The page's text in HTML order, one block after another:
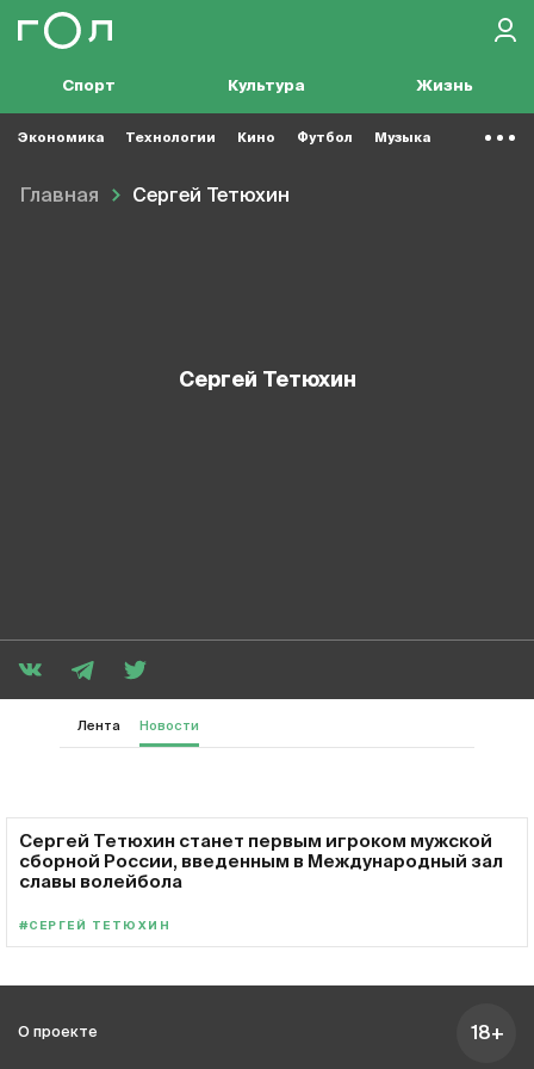
Спорт Культура Жизнь
Экономика Технологии Кино Футбол Музыка
Главная Сергей Тетюхин
Сергей Тетюхин
Лента Новости
Сергей Тетюхин станет первым игроком мужской
сборной России, введенным в Международный зал
славы волейбола
#СЕРГЕЙ ТЕТЮХИН
О проекте 18+